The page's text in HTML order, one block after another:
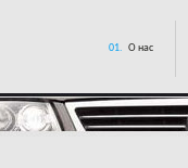
01. О нас